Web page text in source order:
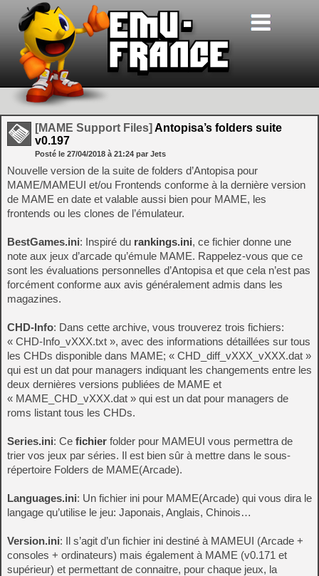
[MAME Support Files] Antopisa’s folders suite
v0.197
Posté le 27/04/2018 à 21:24 par Jets
Nouvelle version de la suite de folders d’Antopisa pour
MAME/MAMEUI et/ou Frontends conforme à la dernière version
de MAME en date et valable aussi bien pour MAME, les
frontends ou les clones de l’émulateur.
BestGames.ini: Inspiré du rankings.ini, ce fichier donne une
note aux jeux d’arcade qu’émule MAME. Rappelez-vous que ce
sont les évaluations personnelles d’Antopisa et que cela n’est pas
forcément conforme aux avis généralement admis dans les
magazines.
CHD-Info: Dans cette archive, vous trouverez trois fichiers:
« CHD-Info_vXXX.txt », avec des informations détaillées sur tous
les CHDs disponible dans MAME; « CHD_diff_vXXX_vXXX.dat »
qui est un dat pour managers indiquant les changements entre les
deux dernières versions publiées de MAME et
« MAME_CHD_vXXX.dat » qui est un dat pour managers de
roms listant tous les CHDs.
Series.ini: Ce fichier folder pour MAMEUI vous permettra de
trier vos jeux par séries. Il est bien sûr à mettre dans le sous-
répertoire Folders de MAME(Arcade).
Languages.ini: Un fichier ini pour MAME(Arcade) qui vous dira le
langage qu’utilise le jeu: Japonais, Anglais, Chinois…
Version.ini: Il s’agit d’un fichier ini destiné à MAMEUI (Arcade +
consoles + ordinateurs) mais également à MAME (v0.171 et
supérieur) et permettant de connaitre, pour chaque jeux, la